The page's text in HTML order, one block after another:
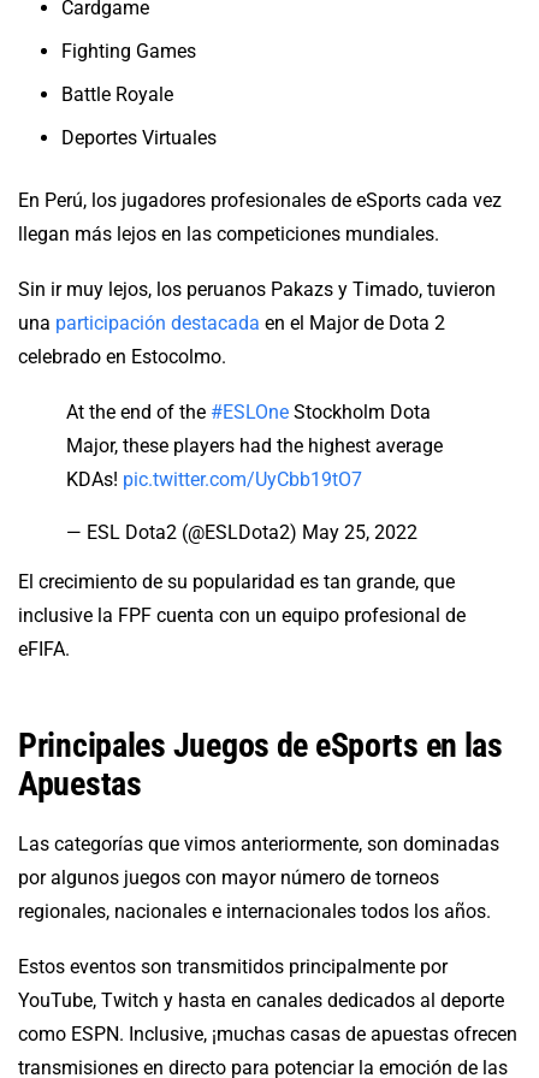
Cardgame
Fighting Games
Battle Royale
Deportes Virtuales
En Perú, los jugadores profesionales de eSports cada vez
llegan más lejos en las competiciones mundiales.
Sin ir muy lejos, los peruanos Pakazs y Timado, tuvieron
una participación destacada en el Major de Dota 2
celebrado en Estocolmo.
At the end of the #ESLOne Stockholm Dota
Major, these players had the highest average
KDAs! pic.twitter.com/UyCbb19tO7
— ESL Dota2 (@ESLDota2) May 25, 2022
El crecimiento de su popularidad es tan grande, que
inclusive la FPF cuenta con un equipo profesional de
eFIFA.
Principales Juegos de eSports en las
Apuestas
Las categorías que vimos anteriormente, son dominadas
por algunos juegos con mayor número de torneos
regionales, nacionales e internacionales todos los años.
Estos eventos son transmitidos principalmente por
YouTube, Twitch y hasta en canales dedicados al deporte
como ESPN. Inclusive, ¡muchas casas de apuestas ofrecen
transmisiones en directo para potenciar la emoción de las